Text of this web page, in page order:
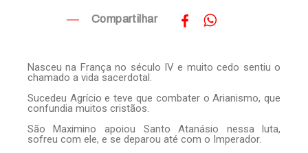
Compartilhar
Nasceu na França no século IV e muito cedo sentiu o
chamado a vida sacerdotal.
Sucedeu Agrício e teve que combater o Arianismo, que
confundia muitos cristãos.
São Maximino apoiou Santo Atanásio nessa luta,
sofreu com ele, e se deparou até com o Imperador.